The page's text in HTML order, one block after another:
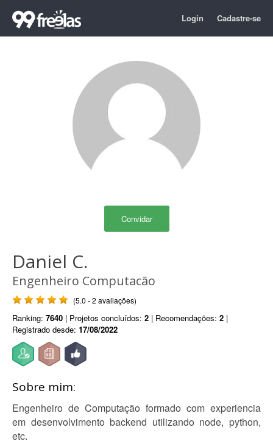
Login Cadastre-se
Convidar
Daniel C.
Engenheiro Computacão
(5.0 - 2 avaliações)
Ranking: 7640 | Projetos concluídos: 2 | Recomendações: 2 |
Registrado desde: 17/08/2022
Sobre mim:
Engenheiro de Computação formado com experiencia
em desenvolvimento backend utilizando node, python,
etc.